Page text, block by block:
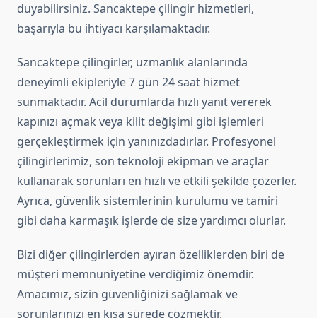
duyabilirsiniz. Sancaktepe çilingir hizmetleri,
başarıyla bu ihtiyacı karşılamaktadır.
Sancaktepe çilingirler, uzmanlık alanlarında
deneyimli ekipleriyle 7 gün 24 saat hizmet
sunmaktadır. Acil durumlarda hızlı yanıt vererek
kapınızı açmak veya kilit değişimi gibi işlemleri
gerçekleştirmek için yanınızdadırlar. Profesyonel
çilingirlerimiz, son teknoloji ekipman ve araçlar
kullanarak sorunları en hızlı ve etkili şekilde çözerler.
Ayrıca, güvenlik sistemlerinin kurulumu ve tamiri
gibi daha karmaşık işlerde de size yardımcı olurlar.
Bizi diğer çilingirlerden ayıran özelliklerden biri de
müşteri memnuniyetine verdiğimiz önemdir.
Amacımız, sizin güvenliğinizi sağlamak ve
sorunlarınızı en kısa sürede çözmektir.